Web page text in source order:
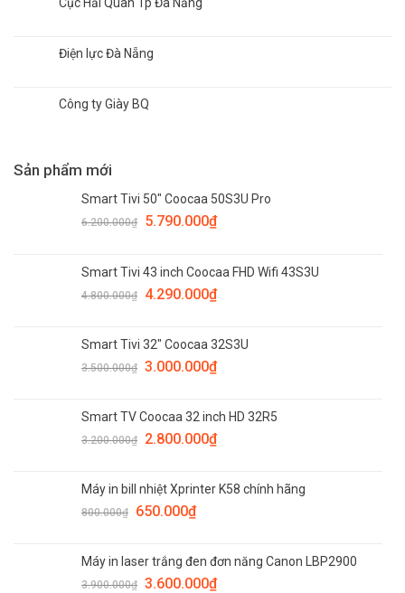
Điện lực Đà Nẵng
Công ty Giày BQ
Sản phẩm mới
Smart Tivi 50" Coocaa 50S3U Pro
6.200.000₫ 5.790.000₫
Smart Tivi 43 inch Coocaa FHD Wifi 43S3U
4.800.000₫ 4.290.000₫
Smart Tivi 32" Coocaa 32S3U
3.500.000₫ 3.000.000₫
Smart TV Coocaa 32 inch HD 32R5
3.200.000₫ 2.800.000₫
Máy in bill nhiệt Xprinter K58 chính hãng
800.000₫ 650.000₫
Máy in laser trắng đen đơn năng Canon LBP2900
3.900.000₫ 3.600.000₫